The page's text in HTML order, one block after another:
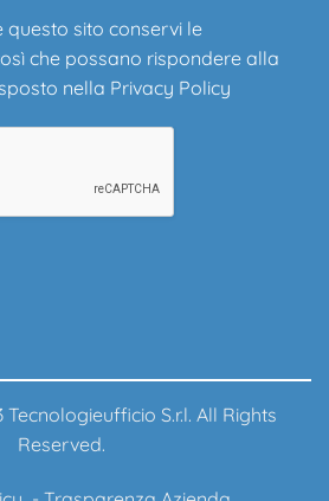
questo sito conservi le
che possano rispondere alla
nella Privacy Policy
S.r.l. All Rights
Reserved.